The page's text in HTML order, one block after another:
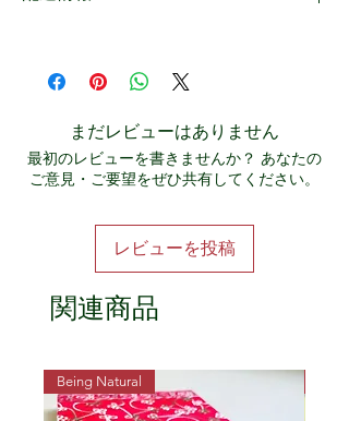
たままにしますと、他のものに色
注意ください。
国内送料無料です。 代金引換でのお支払い
も可能です。
まだレビューはありません
最初のレビューを書きませんか？ あなたの
ご意見・ご要望をぜひ共有してください。
レビューを投稿
関連商品
Being Natural